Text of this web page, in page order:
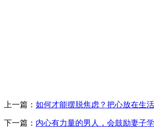
上一篇： 如何才能摆脱焦虑？把心放在生
下一篇： 内心有力量的男人，会鼓励妻子